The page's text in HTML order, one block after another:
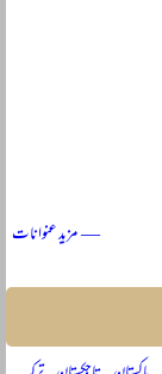
— مزید عنوانات